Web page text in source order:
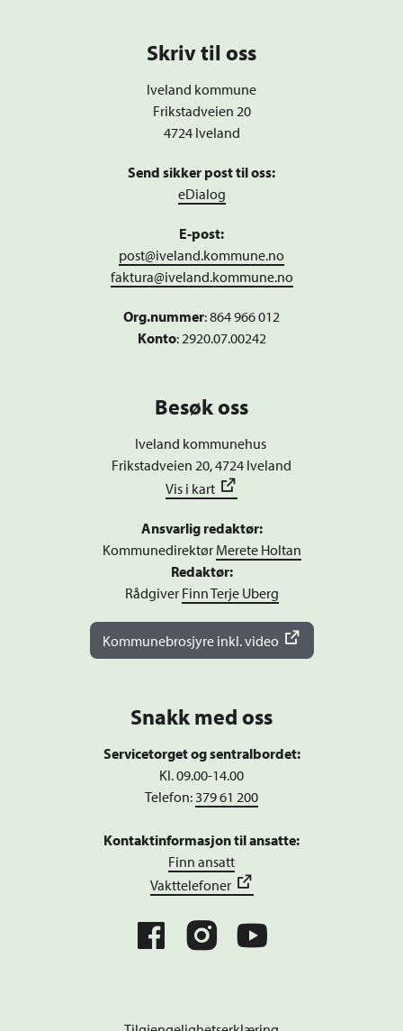
Skriv til oss
Iveland kommune
Frikstadveien 20
4724 Iveland
Send sikker post til oss:
eDialog
E-post:
post@iveland.kommune.no
faktura@iveland.kommune.no
Org.nummer:864 966 012
Konto: 2920.07.00242
Besøk oss
Iveland kommunehus
Frikstadveien 20, 4724 Iveland
Vis i kart
Ansvarlig redaktør:
Kommunedirektør Merete Holtan
Redaktør:
Rådgiver Finn Terje Uberg
Kommunebrosjyre inkl. video
Snakk med oss
Servicetorget og sentralbordet:
Kl. 09.00-14.00
Telefon:379 61 200
Kontaktinformasjon til ansatte:
Finn ansatt
Vakttelefoner